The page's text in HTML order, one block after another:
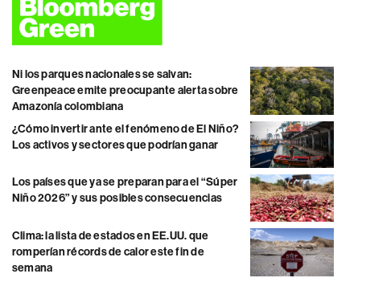
Ni los parques nacionales se salvan:
Greenpeace emite preocupante alerta sobre
Amazonía colombiana
¿Cómo invertir ante el fenómeno de El Niño?
Los activos y sectores que podrían ganar
Los países que ya se preparan para el “Súper
Niño 2026” y sus posibles consecuencias
Clima: la lista de estados en EE.UU. que
romperían récords de calor este fin de
semana